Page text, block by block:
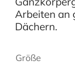
Arbeiten an
Dächern.
Größe